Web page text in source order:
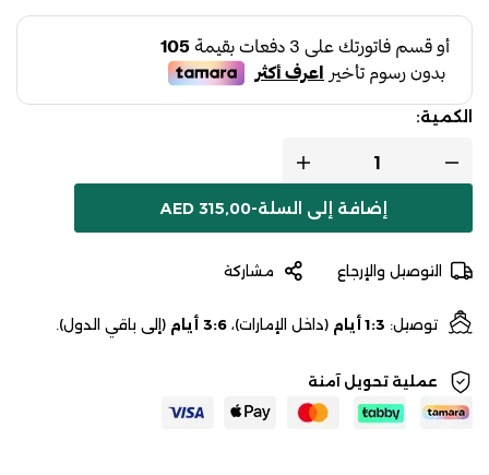
الكمية:
إضافة إلى السلة-
AED315,00
التوصيل والإرجاع مشاركة
توصيل: 1:3 أيام (داخل الإمارات)، 3:6 أيام (إلى باقي الدول).
عملية تحويل آمنة